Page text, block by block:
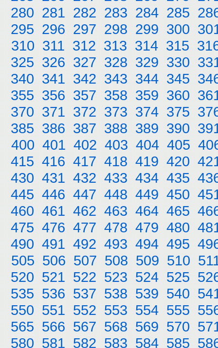
280 281 282 283 284 285
295 296 297 298 299 300
310 311 312 313 314 315
325 326 327 328 329 330
340 341 342 343 344 345
355 356 357 358 359 360
370 371 372 373 374 375
385 386 387 388 389 390
400 401 402 403 404 405
415 416 417 418 419 420
430 431 432 433 434 435
445 446 447 448 449 450
460 461 462 463 464 465
475 476 477 478 479 480
490 491 492 493 494 495
505 506 507 508 509 510
520 521 522 523 524 525
535 536 537 538 539 540
550 551 552 553 554 555
565 566 567 568 569 570
580 581 582 583 584 585